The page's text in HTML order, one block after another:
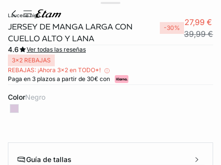
laucene high
JERSEY DE MANGA LARGA CON
CUELLO ALTO Y LANA
-30%
27,99 €
39,99 €
4.6
Ver todas las reseñas
3x2 REBAJAS
REBAJAS: ¡Ahora 3x2 en TODO*!
Paga en 3 plazos a partir de 30€ con
Color negro
Guía de tallas